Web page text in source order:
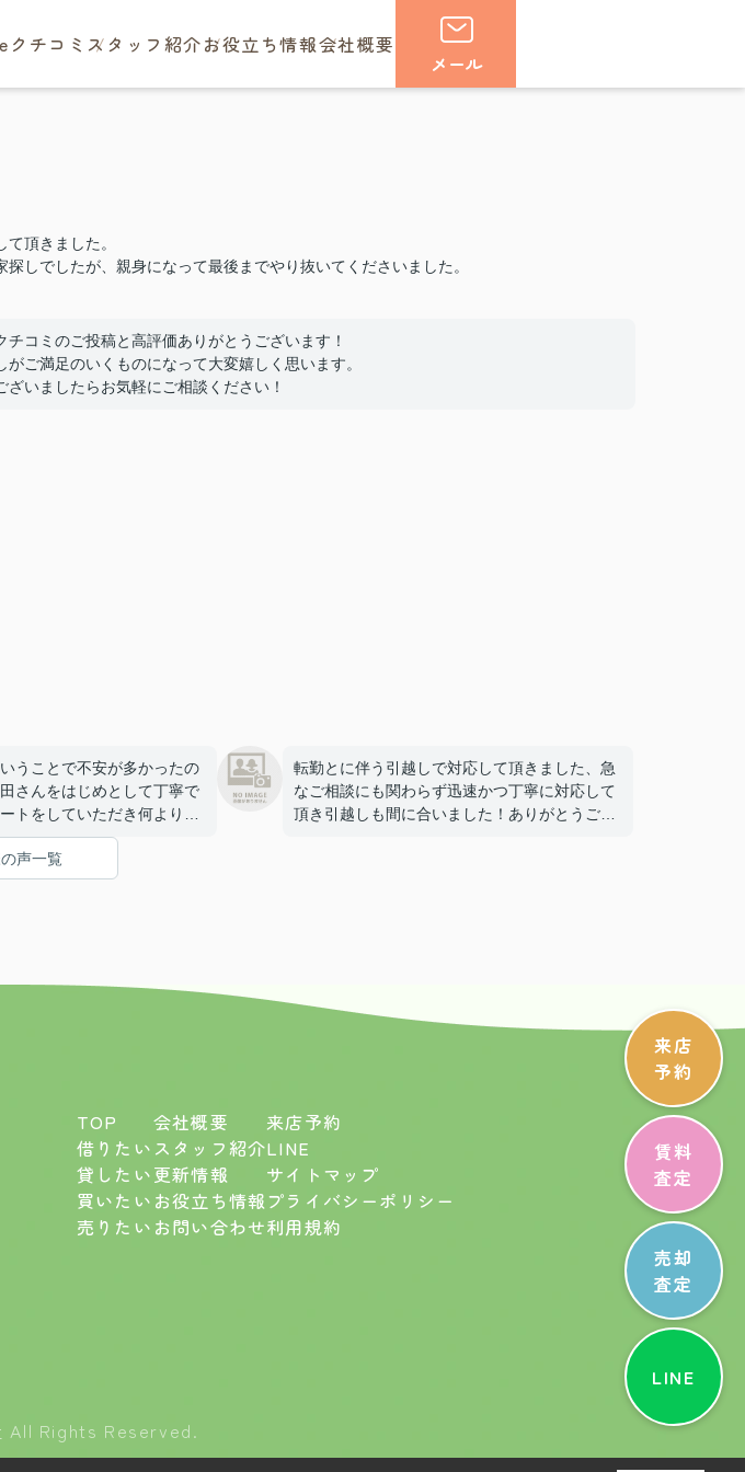
クチコミ スタッフ紹介お役立ち情報会社概要
メール
来店
予約
賃料
査定
売却
査定
LINE
頂きました。
探しでしたが、親身になって最後までやり抜いてくださいました。
チコミのご投稿と高評価ありがとうございます！
がご満足のいくものになって大変嬉しく思います。
ざいましたらお気軽にご相談ください！
うことで不安が多かったの
さんをはじめとして丁寧で
トをしていただき何よりも
できる方だなと思いまし
成立まで迅速に進めること
転勤とに伴う引越しで対応して頂きました、急
なご相談にも関わらず迅速かつ丁寧に対応して
頂き引越しも間に合いました！ありがとうござ
声一覧
TOP
借りたい
貸したい
買いたい
売りたい
会社概要
スタッフ紹介
更新情報
お役立ち情報
お問い合わせ
来店予約
LINE
サイトマップ
プライバシーポリシー
利用規約
All Rights Reserved.